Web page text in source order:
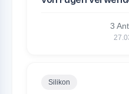
3
Silikon